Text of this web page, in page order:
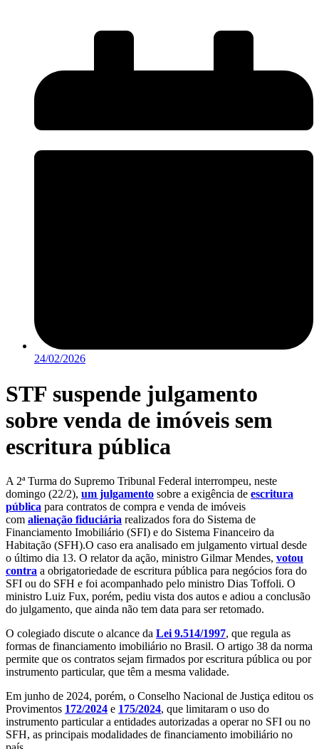
24/02/2026
STF suspende julgamento
sobre venda de imóveis sem
escritura pública
A 2ª Turma do Supremo Tribunal Federal interrompeu, neste
domingo (22/2), um julgamento sobre a exigência de escritura
pública para contratos de compra e venda de imóveis
com alienação fiduciária realizados fora do Sistema de
Financiamento Imobiliário (SFI) e do Sistema Financeiro da
Habitação (SFH).O caso era analisado em julgamento virtual desde
o último dia 13. O relator da ação, ministro Gilmar Mendes, votou
contra a obrigatoriedade de escritura pública para negócios fora do
SFI ou do SFH e foi acompanhado pelo ministro Dias Toffoli. O
ministro Luiz Fux, porém, pediu vista dos autos e adiou a conclusão
do julgamento, que ainda não tem data para ser retomado.
O colegiado discute o alcance da Lei 9.514/1997, que regula as
formas de financiamento imobiliário no Brasil. O artigo 38 da norma
permite que os contratos sejam firmados por escritura pública ou por
instrumento particular, que têm a mesma validade.
Em junho de 2024, porém, o Conselho Nacional de Justiça editou os
Provimentos 172/2024 e 175/2024, que limitaram o uso do
instrumento particular a entidades autorizadas a operar no SFI ou no
SFH, as principais modalidades de financiamento imobiliário no